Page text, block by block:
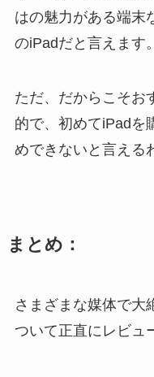
はの魅力がある端末
のiPadだと言えます。
ただ、だからこそお
的で、初めてiPadを
めできないと言える
まとめ：
さまざまな媒体で大
ついて正直にレビュ